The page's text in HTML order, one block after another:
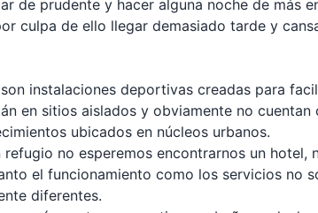
de prudente y hacer alguna noche de más
culpa de ello llegar demasiado tarde y
instalaciones deportivas creadas para
en sitios aislados y obviamente no
ubicados en núcleos urbanos.
refugio no esperemos encontrarnos un hotel,
el funcionamiento como los servicios no
diferentes.